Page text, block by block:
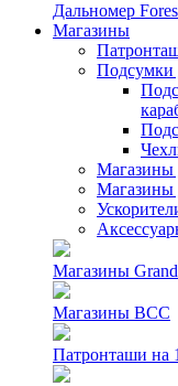
Дальномер
Магазины
Подсумки
Магазины
Магазины
Магазины
Магазины ВСС
Патронташи на